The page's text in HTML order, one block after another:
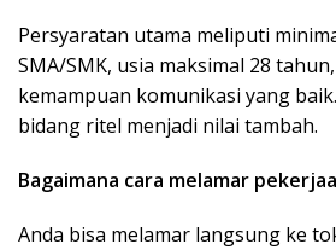
Persyaratan utama meliputi
SMA/SMK, usia maksimal 28
kemampuan komunikasi yang
bidang ritel menjadi nilai tambah.
Bagaimana cara melamar
Anda bisa melamar langsung ke